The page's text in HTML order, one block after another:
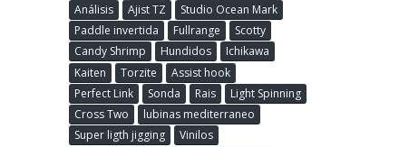
Análisis
Ajist TZ
Studio Ocean Mark
Paddle invertida
Fullrange
Scotty
Candy Shrimp
Hundidos
Ichikawa
Kaiten
Torzite
Assist hook
Perfect Link
Sonda Rais
Light Spinning
Cross Two
lubinas mediterraneo
Super ligth jigging
Vinilos